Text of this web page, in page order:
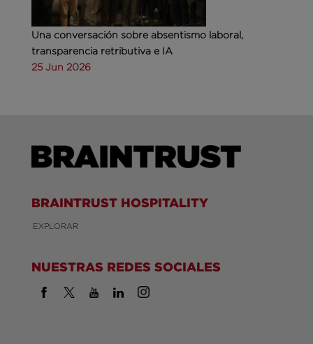
Una conversación sobre absentismo laboral,
transparencia retributiva e IA
25 Jun 2026
BRAINTRUST HOSPITALITY
EXPLORAR
NUESTRAS REDES SOCIALES